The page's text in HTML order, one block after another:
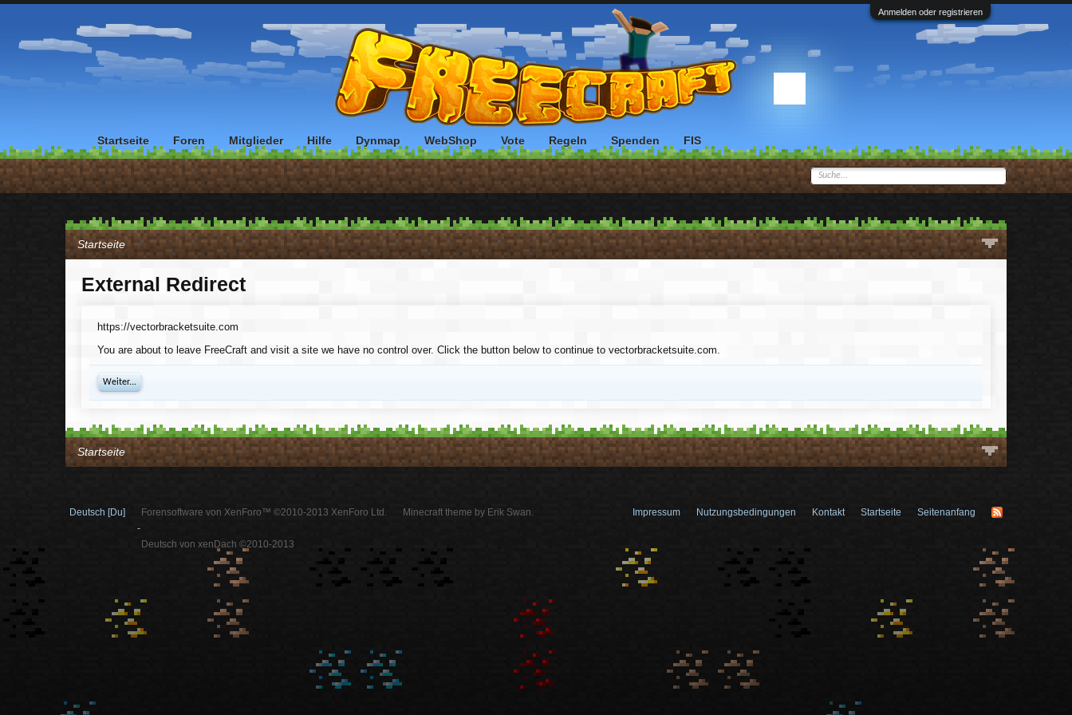
Anmelden oder registrieren
Startseite
External Redirect
https://vectorbracketsuite.com
You are about to leave FreeCraft and visit a site we have no control over. Click the button below to continue to vectorbracketsuite.com.
Weiter...
Startseite
Startseite Foren Mitglieder Hilfe Dynmap WebShop Vote Regeln Spenden FIS
Deutsch [Du]
Forensoftware von XenForo™ ©2010-2013 XenForo Ltd.
-
Deutsch von xenDach ©2010-2013
Minecraft theme by Erik Swan. Impressum Nutzungsbedingungen Kontakt Startseite Seitenanfang